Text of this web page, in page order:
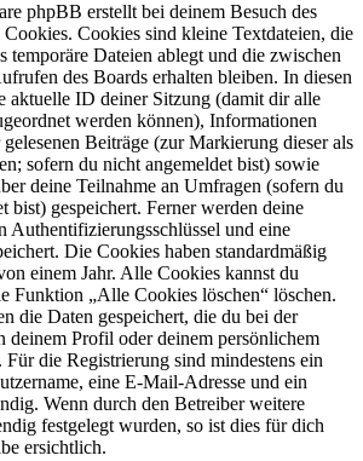
phpBB erstellt bei deinem Besuch des
Cookies. Cookies sind kleine Textdateien, die
temporäre Dateien ablegt und die zwischen
des Boards erhalten bleiben. In diesen
aktuelle ID deiner Sitzung (damit dir alle
werden können), Informationen
Beiträge (zur Markierung dieser als
sofern du nicht angemeldet bist) sowie
deine Teilnahme an Umfragen (sofern du
bist) gespeichert. Ferner werden deine
Authentifizierungsschlüssel und eine
Die Cookies haben standardmäßig
einem Jahr. Alle Cookies kannst du
Funktion „Alle Cookies löschen“ löschen.
die Daten gespeichert, die du bei der
deinem Profil oder deinem persönlichem
Für die Registrierung sind mindestens ein
eine E-Mail-Adresse und ein
Wenn durch den Betreiber weitere
festgelegt wurden, so ist dies für dich
ersichtlich.